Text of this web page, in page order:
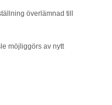
överlämnad till
möjliggörs av nytt